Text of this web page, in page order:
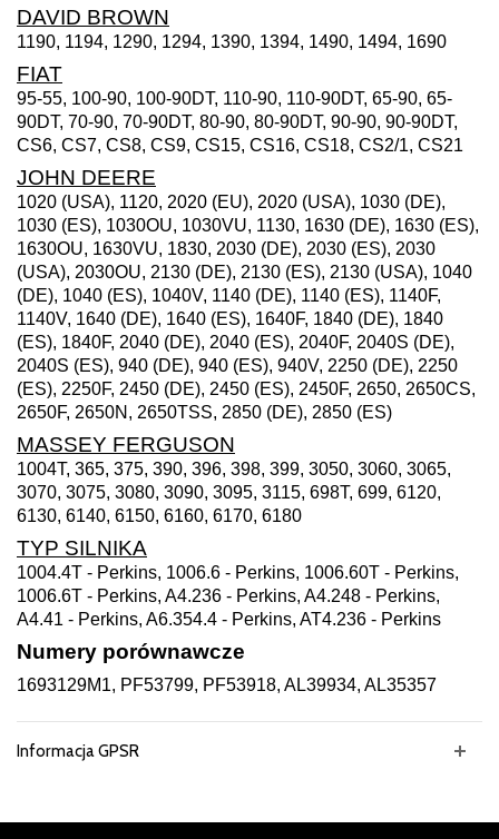
DAVID BROWN
1190, 1194, 1290, 1294, 1390, 1394, 1490, 1494, 1690
FIAT
95-55, 100-90, 100-90DT, 110-90, 110-90DT, 65-90, 65-
90DT, 70-90, 70-90DT, 80-90, 80-90DT, 90-90, 90-90DT,
CS6, CS7, CS8, CS9, CS15, CS16, CS18, CS2/1, CS21
JOHN DEERE
1020 (USA), 1120, 2020 (EU), 2020 (USA), 1030 (DE),
1030 (ES), 1030OU, 1030VU, 1130, 1630 (DE), 1630 (ES),
1630OU, 1630VU, 1830, 2030 (DE), 2030 (ES), 2030
(USA), 2030OU, 2130 (DE), 2130 (ES), 2130 (USA), 1040
(DE), 1040 (ES), 1040V, 1140 (DE), 1140 (ES), 1140F,
1140V, 1640 (DE), 1640 (ES), 1640F, 1840 (DE), 1840
(ES), 1840F, 2040 (DE), 2040 (ES), 2040F, 2040S (DE),
2040S (ES), 940 (DE), 940 (ES), 940V, 2250 (DE), 2250
(ES), 2250F, 2450 (DE), 2450 (ES), 2450F, 2650, 2650CS,
2650F, 2650N, 2650TSS, 2850 (DE), 2850 (ES)
MASSEY FERGUSON
1004T, 365, 375, 390, 396, 398, 399, 3050, 3060, 3065,
3070, 3075, 3080, 3090, 3095, 3115, 698T, 699, 6120,
6130, 6140, 6150, 6160, 6170, 6180
TYP SILNIKA
1004.4T - Perkins, 1006.6 - Perkins, 1006.60T - Perkins,
1006.6T - Perkins, A4.236 - Perkins, A4.248 - Perkins,
A4.41 - Perkins, A6.354.4 - Perkins, AT4.236 - Perkins
Numery porównawcze
1693129M1, PF53799, PF53918, AL39934, AL35357
Informacja GPSR